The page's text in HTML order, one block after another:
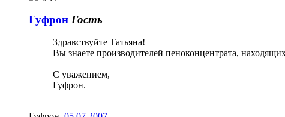
Гуфрон Гость
Здравствуйте Татьяна!
Вы знаете производителей пеноконцентрата,
С уважением,
Гуфрон.